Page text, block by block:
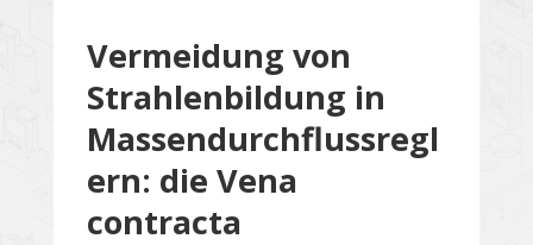
Vermeidung von
Strahlenbildung in
Massendurchflussregl
ern: die Vena
contracta